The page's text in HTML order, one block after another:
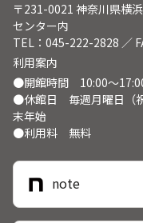
〒231-0021 神奈川県横
センター内
TEL：045-222-2828 ／
利用案内
●開館時間 10:00～17:00
●休館日 毎週月曜日（
末年始
●利用料 無料
note